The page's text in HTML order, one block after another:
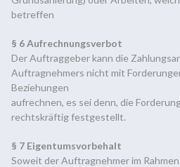
betreffen
§ 6 Aufrechnungsverbot
Der Auftraggeber kann die
Auftragnehmers nicht mit
Beziehungen
aufrechnen, es sei denn, die
rechtskräftig festgestellt.
§ 7 Eigentumsvorbehalt
Soweit der Auftragnehmer im